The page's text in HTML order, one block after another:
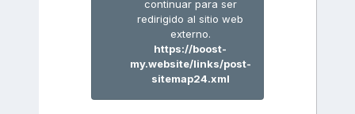
continuar para ser
redirigido al sitio web
externo.
https://boost-
my.website/links/post-
sitemap24.xml